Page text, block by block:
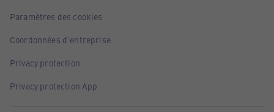
Paramètres des cookies
Coordonnées d'entreprise
Privacy protection
Privacy protection App